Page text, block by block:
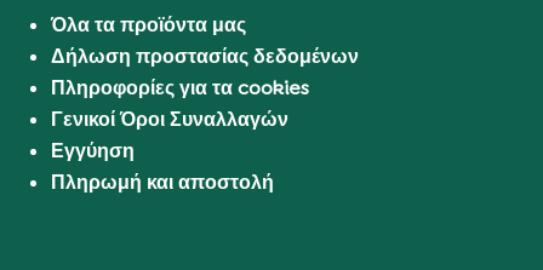
Όλα τα προϊόντα μας
Δήλωση προστασίας δεδομένων
Πληροφορίες για τα cookies
Γενικοί Όροι Συναλλαγών
Εγγύηση
Πληρωμή και αποστολή